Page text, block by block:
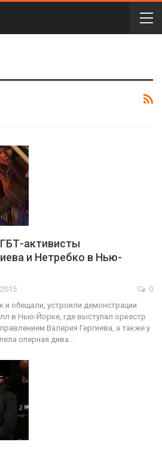
активисты
и Нетребко в Нью-
0
и обещали, устроили демонстрации
в Нью-Йорке, где выступал оркестр
Валерия Гергиева, а также у
оперная дива…